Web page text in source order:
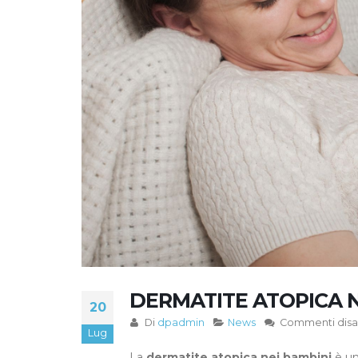
20
Lug
DERMATITE ATOPICA
Di dpadmin News Commenti